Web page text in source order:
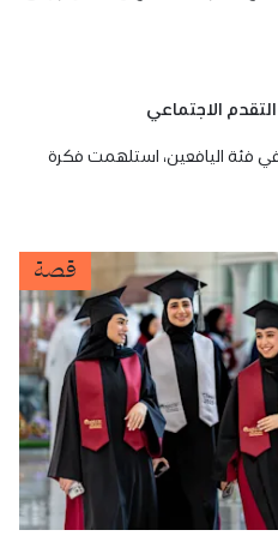
التقدم الاجتماعي
في فئة اليافعين، استلهمت فكرة
قصة